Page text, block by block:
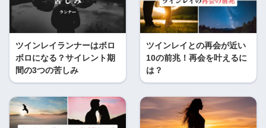
ツインレイランナーはボロ
ボロになる？サイレント期
間の3つの苦しみ
ツインレイとの再会が近い
10の前兆！再会を叶えるに
は？